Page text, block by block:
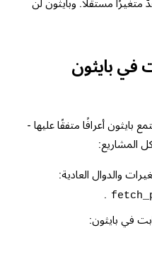
متغيرًا مستقلًا. وبايثون لن
في بايثون
بايثون أعرافًا متفقًا عليها -
المشاريع:
والدوال العادية:
.
في بايثون: